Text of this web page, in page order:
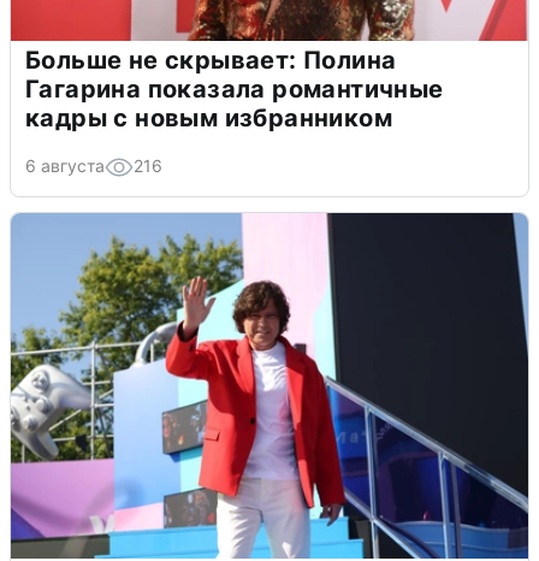
Больше не скрывает: Полина
Гагарина показала романтичные
кадры с новым избранником
6 августа 216